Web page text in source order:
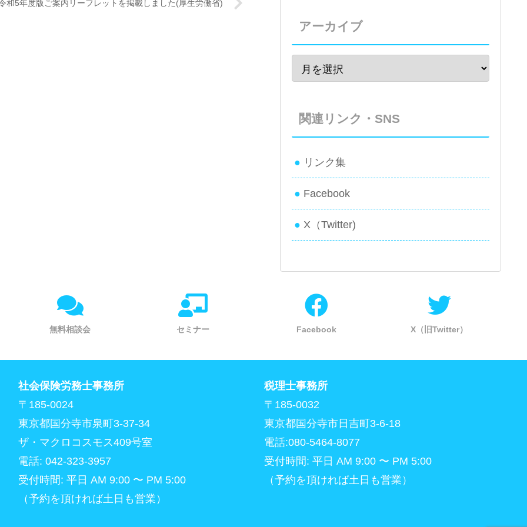
和5年度版ご案内リーフレットを掲載しました(厚生労働省)
アーカイブ
関連リンク・SNS
リンク集
Facebook
X（Twitter)
無料相談会 セミナー Facebook X（旧Twitter）
社会保険労務士事務所
〒185-0024
東京都国分寺市泉町3-37-34
ザ・マクロコスモス409号室
電話: 042-323-3957
受付時間: 平日 AM 9:00 〜 PM 5:00
（予約を頂ければ土日も営業）
税理士事務所
〒185-0032
東京都国分寺市日吉町3-6-18
電話:080-5464-8077
受付時間: 平日 AM 9:00 〜 PM 5:00
（予約を頂ければ土日も営業）